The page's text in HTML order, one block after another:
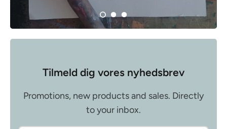
Tilmeld dig vores nyhedsbrev
Promotions, new products and sales. Directly
to your inbox.